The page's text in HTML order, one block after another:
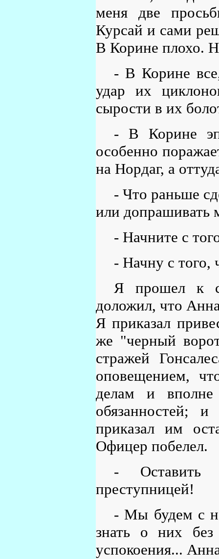
меня две
Курсай и сами
В Корине плохо.
- В Корине
удар их
сырости в их
- В Корине
особенно
на Нордаг, а
- Что раньше
или допрашивать
- Начните с
- Начну с того,
Я прошел к
доложил, что
Я приказал
же "черный
стражей
оповещением,
делам и
обязанностей;
приказал им
Офицер побелел.
- Оставить
преступницей!
- Мы будем с
знать о них без
успокоения...